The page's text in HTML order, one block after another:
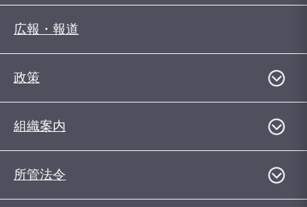
広報・報道
政策
組織案内
所管法令